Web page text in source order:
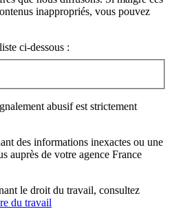
inappropriés, vous pouvez
ci-dessous :
abusif est strictement
des informations inexactes ou une
auprès de votre agence France
le droit du travail, consultez
du travail